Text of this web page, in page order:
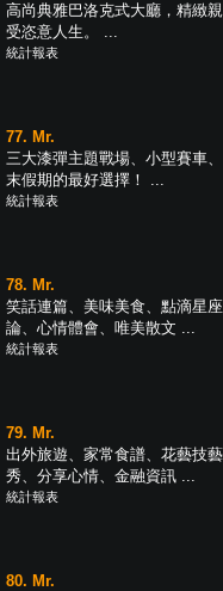
高尚典雅巴洛克式大廳，精緻
受恣意人生。 ...
統計報表
77. Mr.
三大漆彈主題戰場、小型賽車
末假期的最好選擇！ ...
統計報表
78. Mr.
笑話連篇、美味美食、點滴星
論、心情體會、唯美散文 ...
統計報表
79. Mr.
出外旅遊、家常食譜、花藝技
秀、分享心情、金融資訊 ...
統計報表
80. Mr.